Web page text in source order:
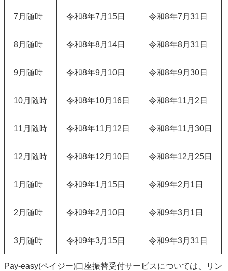
7月随時 令和8年7月15日 令和8年7月31日
8月随時 令和8年8月14日 令和8年8月31日
9月随時 令和8年9月10日 令和8年9月30日
10月随時 令和8年10月16日 令和8年11月2日
11月随時 令和8年11月12日 令和8年11月30日
12月随時 令和8年12月10日 令和8年12月25日
1月随時 令和9年1月15日 令和9年2月1日
2月随時 令和9年2月10日 令和9年3月1日
3月随時 令和9年3月15日 令和9年3月31日
Pay-easy(ペイジー)口座振替受付サービスについては、リン